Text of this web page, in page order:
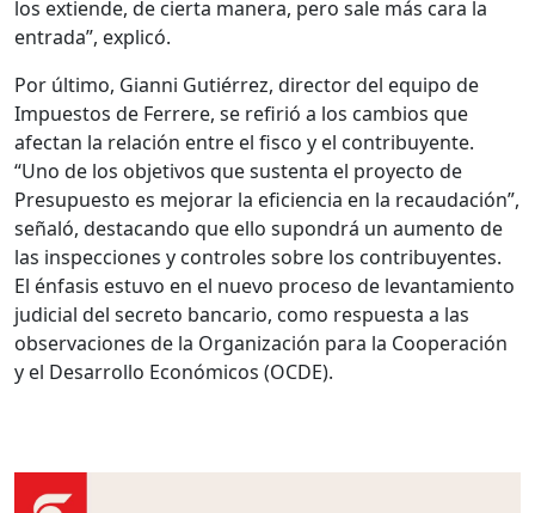
los extiende, de cierta manera, pero sale más cara la
entrada”, explicó.
Por último, Gianni Gutiérrez, director del equipo de
Impuestos de Ferrere, se refirió a los cambios que
afectan la relación entre el fisco y el contribuyente.
“Uno de los objetivos que sustenta el proyecto de
Presupuesto es mejorar la eficiencia en la recaudación”,
señaló, destacando que ello supondrá un aumento de
las inspecciones y controles sobre los contribuyentes.
El énfasis estuvo en el nuevo proceso de levantamiento
judicial del secreto bancario, como respuesta a las
observaciones de la Organización para la Cooperación
y el Desarrollo Económicos (OCDE).